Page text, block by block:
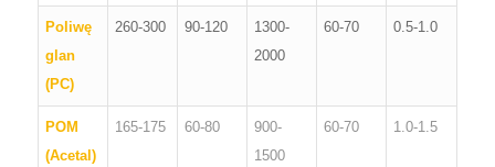
Poliwę
glan
(PC)
260-300 90-120
1300-
2000
60-70 0.5-1.0
POM
(Acetal)
165-175 60-80
900-
1500
60-70 1.0-1.5
KO
FI